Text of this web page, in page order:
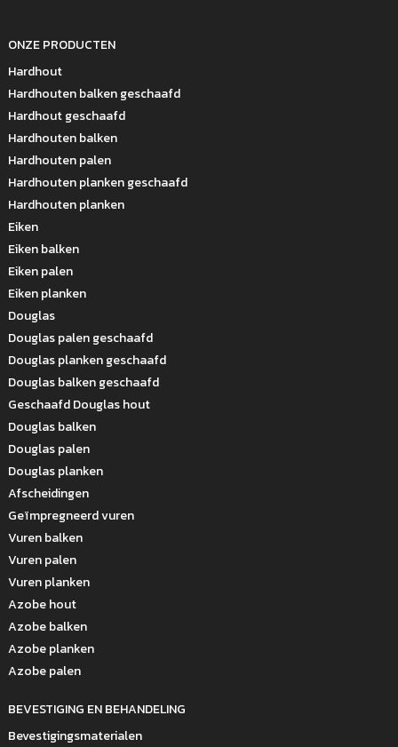
ONZE PRODUCTEN
Hardhout
Hardhouten balken geschaafd
Hardhout geschaafd
Hardhouten balken
Hardhouten palen
Hardhouten planken geschaafd
Hardhouten planken
Eiken
Eiken balken
Eiken palen
Eiken planken
Douglas
Douglas palen geschaafd
Douglas planken geschaafd
Douglas balken geschaafd
Geschaafd Douglas hout
Douglas balken
Douglas palen
Douglas planken
Afscheidingen
Geïmpregneerd vuren
Vuren balken
Vuren palen
Vuren planken
Azobe hout
Azobe balken
Azobe planken
Azobe palen
BEVESTIGING EN BEHANDELING
Bevestigingsmaterialen